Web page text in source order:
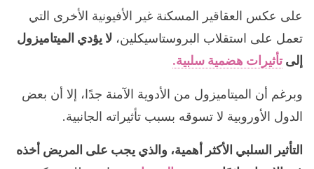
على عكس العقاقير المسكنة غير الأفيونية الأخرى التي
تعمل على استقلاب البروستاسيكلين، لا يؤدي الميتاميزول
إلى تأثيرات هضمية سلبية.
وبرغم أن الميتاميزول من الأدوية الآمنة جدًا، إلا أن بعض
الدول الأوروبية لا تسوقه بسبب تأثيراته الجانبية.
التأثير السلبي الأكثر أهمية، والذي يجب على المريض أخذه